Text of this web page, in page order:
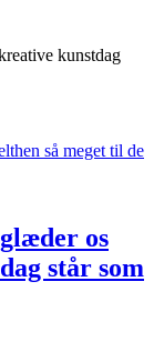
kunstdag
os
står som